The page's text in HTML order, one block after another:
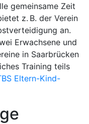
gemeinsame Zeit
z. B. der Verein
an.
Erwachsene und
in Saarbrücken
Training teils
Eltern-Kind-